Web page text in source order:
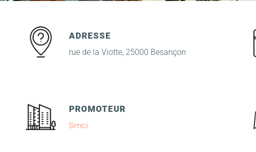
ADRESSE
rue de la Viotte, 25000 Besançon
PROMOTEUR
Smci